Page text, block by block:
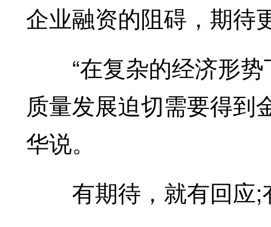
企业融资的阻碍，期待
“在复杂的经济形势
质量发展迫切需要得到
华说。
有期待，就有回应;